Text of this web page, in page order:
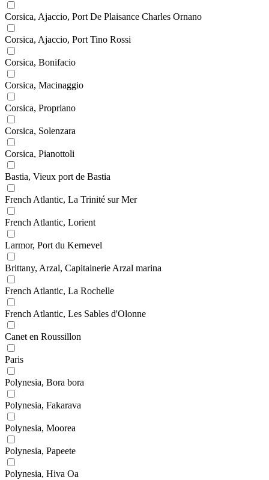
Corsica, Ajaccio, Port De Plaisance Charles Ornano
Corsica, Ajaccio, Port Tino Rossi
Corsica, Bonifacio
Corsica, Macinaggio
Corsica, Propriano
Corsica, Solenzara
Corsica, Pianottoli
Bastia, Vieux port de Bastia
French Atlantic, La Trinité sur Mer
French Atlantic, Lorient
Larmor, Port du Kernevel
Brittany, Arzal, Capitainerie Arzal marina
French Atlantic, La Rochelle
French Atlantic, Les Sables d'Olonne
Canet en Roussillon
Paris
Polynesia, Bora bora
Polynesia, Fakarava
Polynesia, Moorea
Polynesia, Papeete
Polynesia, Hiva Oa